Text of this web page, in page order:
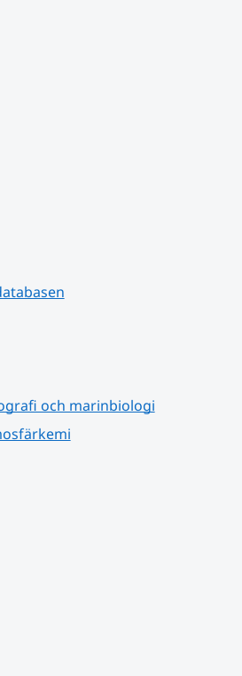
webbplats.
och marinbiologi
webbplats.
webbplats.